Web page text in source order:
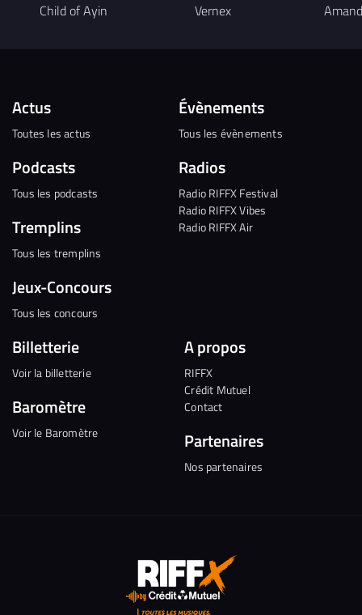
Child of Ayin Vernex
Actus
Toutes les actus
Podcasts
Tous les podcasts
Tremplins
Tous les tremplins
Jeux-Concours
Tous les concours
Évènements
Tous les évènements
Radios
Radio RIFFX Festival
Radio RIFFX Vibes
Radio RIFFX Air
Billetterie
Voir la billetterie
Baromètre
Voir le Baromètre
A propos
RIFFX
Crédit Mutuel
Contact
Partenaires
Nos partenaires